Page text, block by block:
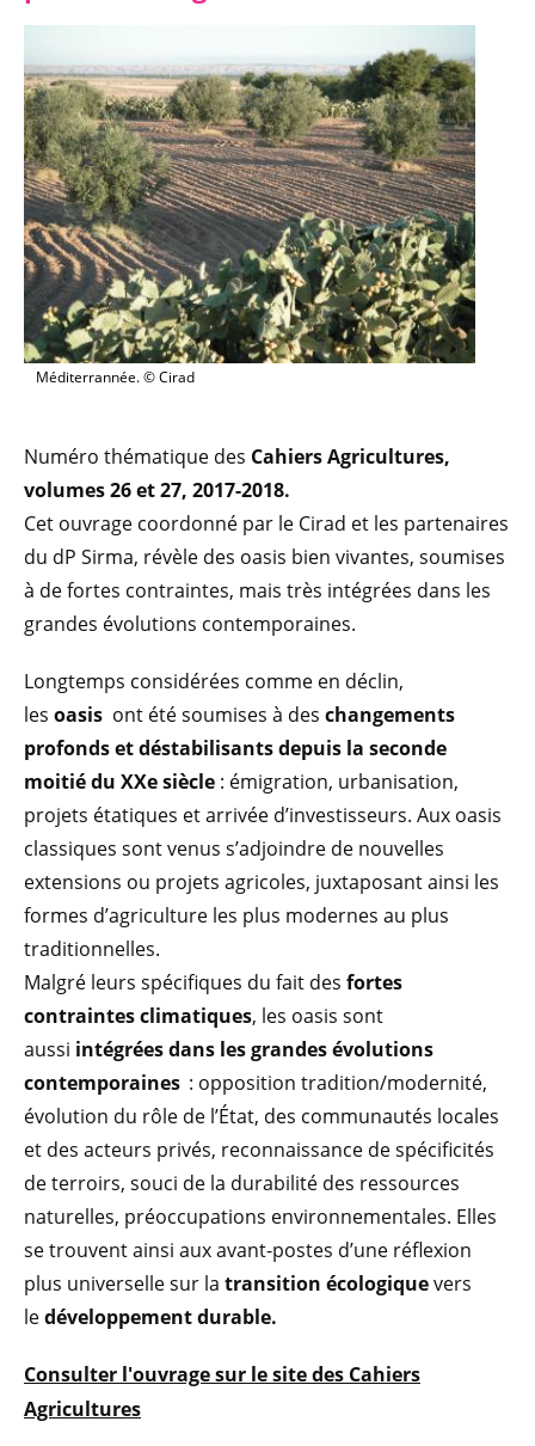
Méditerrannée. © Cirad
Numéro thématique des Cahiers Agricultures,
volumes 26 et 27, 2017-2018.
Cet ouvrage coordonné par le Cirad et les partenaires
du dP Sirma, révèle des oasis bien vivantes, soumises
à de fortes contraintes, mais très intégrées dans les
grandes évolutions contemporaines.
Longtemps considérées comme en déclin,
les oasis ont été soumises à des changements
profonds et déstabilisants depuis la seconde
moitié du XXe siècle : émigration, urbanisation,
projets étatiques et arrivée d’investisseurs. Aux oasis
classiques sont venus s’adjoindre de nouvelles
extensions ou projets agricoles, juxtaposant ainsi les
formes d’agriculture les plus modernes au plus
traditionnelles.
Malgré leurs spécifiques du fait des fortes
contraintes climatiques, les oasis sont
aussi intégrées dans les grandes évolutions
contemporaines : opposition tradition/modernité,
évolution du rôle de l’État, des communautés locales
et des acteurs privés, reconnaissance de spécificités
de terroirs, souci de la durabilité des ressources
naturelles, préoccupations environnementales. Elles
se trouvent ainsi aux avant-postes d’une réflexion
plus universelle sur la transition écologiquevers
ledéveloppement durable.
Consulter l'ouvrage sur le site des Cahiers
Agricultures